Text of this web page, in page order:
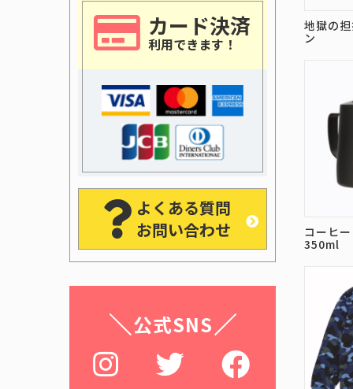
地獄の
ン
コーヒ
350ml
カード決済
利用できます！
よくある質問
お問い合わせ
公式SNS